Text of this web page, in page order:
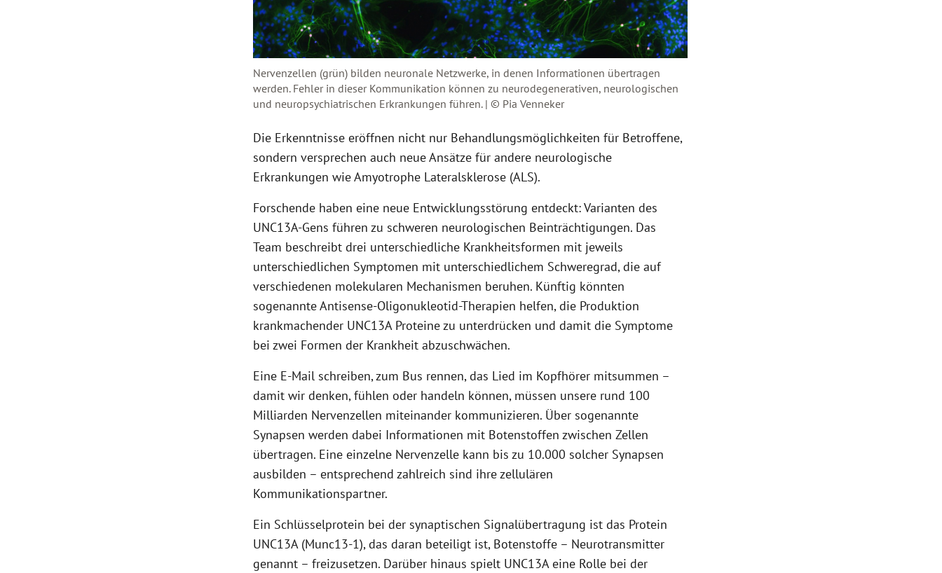
Nervenzellen (grün) bilden neuronale Netzwerke, in denen Informationen übertragen
werden. Fehler in dieser Kommunikation können zu neurodegenerativen, neurologischen
und neuropsychiatrischen Erkrankungen führen. | © Pia Venneker
Die Erkenntnisse eröffnen nicht nur Behandlungsmöglichkeiten für Betroffene,
sondern versprechen auch neue Ansätze für andere neurologische
Erkrankungen wie Amyotrophe Lateralsklerose (ALS).
Forschende haben eine neue Entwicklungsstörung entdeckt: Varianten des
UNC13A-Gens führen zu schweren neurologischen Beinträchtigungen. Das
Team beschreibt drei unterschiedliche Krankheitsformen mit jeweils
unterschiedlichen Symptomen mit unterschiedlichem Schweregrad, die auf
verschiedenen molekularen Mechanismen beruhen. Künftig könnten
sogenannte Antisense-Oligonukleotid-Therapien helfen, die Produktion
krankmachender UNC13A Proteine zu unterdrücken und damit die Symptome
bei zwei Formen der Krankheit abzuschwächen.
Eine E-Mail schreiben, zum Bus rennen, das Lied im Kopfhörer mitsummen –
damit wir denken, fühlen oder handeln können, müssen unsere rund 100
Milliarden Nervenzellen miteinander kommunizieren. Über sogenannte
Synapsen werden dabei Informationen mit Botenstoffen zwischen Zellen
übertragen. Eine einzelne Nervenzelle kann bis zu 10.000 solcher Synapsen
ausbilden – entsprechend zahlreich sind ihre zellulären
Kommunikationspartner.
Ein Schlüsselprotein bei der synaptischen Signalübertragung ist das Protein
UNC13A (Munc13-1), das daran beteiligt ist, Botenstoffe – Neurotransmitter
genannt – freizusetzen. Darüber hinaus spielt UNC13A eine Rolle bei der